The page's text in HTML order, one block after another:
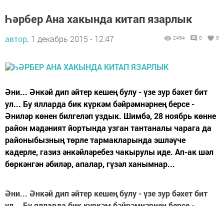
Һәрбер Ана хакында китап язарлык
автор, 1 декабрь 2015 - 12:47 2454 0 0
Әни... Әнкәй дип әйтер кешең булу - үзе зур бәхет бит
ул... Бу ялларда бик күркәм бәйрәмнәрнең берсе -
Әниләр көнен билгеләп уздык. Шимбә, 28 ноябрь көнне
район мәдәният йортында узган тантаналы чарага да
районыбызның төрле тармакларында эшләүче
кадерле, газиз әнкәйләребез чакырулы иде. Ап-ак шәл
бөркәнгән әбиләр, апалар, гүзәл ханымнар...
Әни... Әнкәй дип әйтер кешең булу - үзе зур бәхет бит